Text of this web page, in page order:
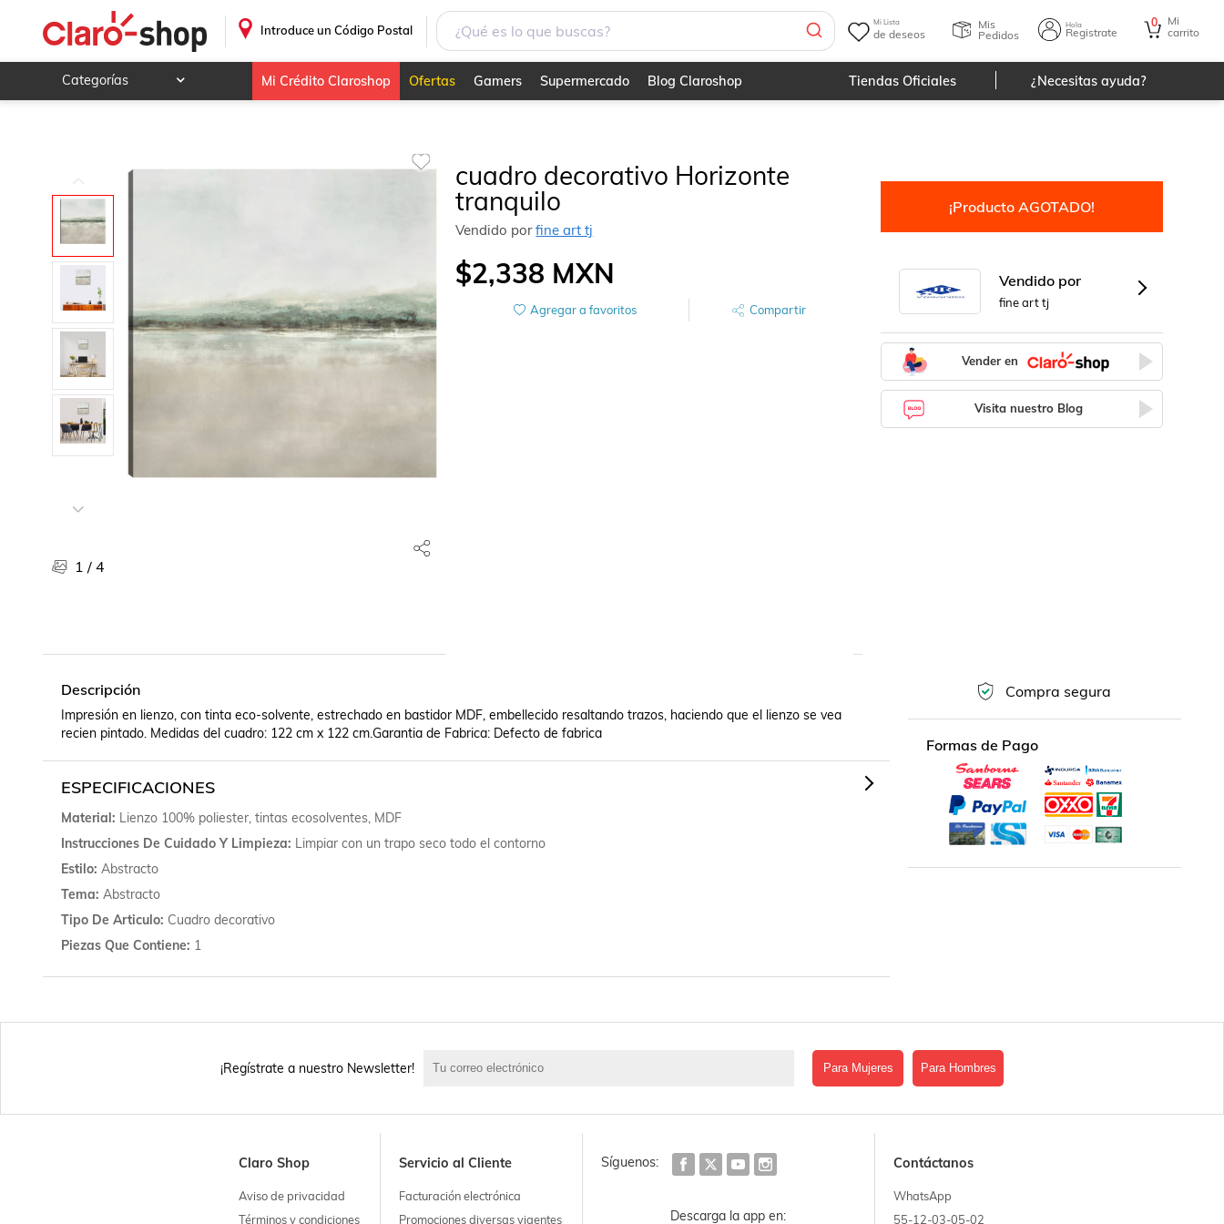
Introduce un Código Postal
Mi Lista
de deseos
Mis
Pedidos
Hola
Registrate
0
Mi
carrito
Categorías
Animales y mascotas
Ferretería y autos
Ropa, calzado y accesorios
Mamá y bebé
Salud, belleza y cuidado personal
Joyería y relojes
Juegos y juguetes
Libros, revistas y comics
Películas, series de tv y música
Mi Crédito Claroshop Ofertas Gamers Supermercado Blog Claroshop Tiendas Oficiales ¿Necesitas ayuda?
1 / 4
cuadro decorativo Horizonte
tranquilo
Vendido porfine art tj
$2,338 MXN
Agregar a favoritos Compartir
¡Producto AGOTADO!
Vendido por
fine art tj
Vender en
Visita nuestro Blog
Descripción
Impresión en lienzo, con tinta eco-solvente, estrechado en bastidor MDF, embellecido resaltando trazos, haciendo que el lienzo se vea
recien pintado. Medidas del cuadro: 122 cm x 122 cm.Garantia de Fabrica: Defecto de fabrica
ESPECIFICACIONES
Material Lienzo 100% poliester, tintas ecosolventes, MDF
Instrucciones De Cuidado Y Limpieza Limpiar con un trapo seco todo el contorno
Estilo Abstracto
Tema Abstracto
Tipo De Articulo Cuadro decorativo
Piezas Que Contiene 1
Compra segura
Formas de Pago
¡Regístrate a nuestro Newsletter! Para Mujeres Para Hombres
Claro Shop
Aviso de privacidad
Términos y condiciones
Servicio al Cliente
Facturación electrónica
Promociones diversas vigentes
Síguenos:
Descarga la app en:
Contáctanos
WhatsApp
55-12-03-05-02
cuadro decorativo Horizonte tranquilo